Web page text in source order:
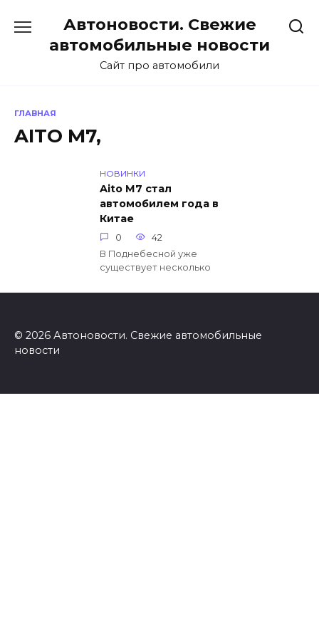
содержанию
Автоновости. Свежие
автомобильные новости
Сайт про автомобили
ГЛАВНАЯ
AITO M7,
НОВИНКИ
Aito M7 стал
автомобилем года в
Китае
0
42
В Поднебесной уже
существует несколько
© 2026 Автоновости. Свежие автомобильные
новости